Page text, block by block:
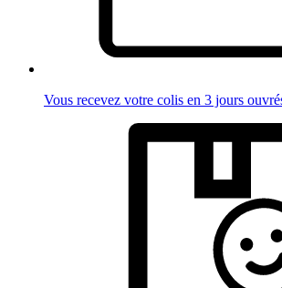
Vous recevez votre colis en 3 jours